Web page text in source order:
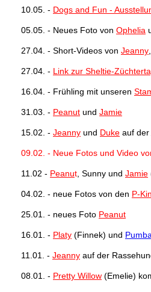
10.05. - Dogs and Fun -
05.05. - Neues Foto von Ophelia
27.04. - Short-Videos von Jeanny,
27.04. - Link zur Sheltie-
16.04. - Frühling mit unseren
31.03. - Peanut und Jamie
15.02. - Jeanny und Duke auf der
09.02. - Neue Fotos und Video
11.02 - Peanut, Sunny und Jamie
04.02. - neue Fotos von den P-
25.01. - neues Foto Peanut
16.01. - Platy (Finnek) und
11.01. - Jeanny auf der
08.01. - Pretty Willow (Emelie)